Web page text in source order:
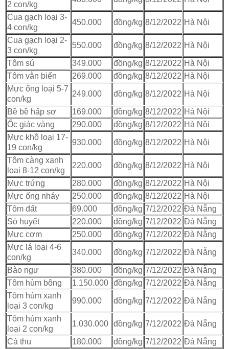
2 con/kg
Cua gạch loại 3-
4 con/kg
450.000 đồng/kg 8/12/2022 Hà Nội
Cua gạch loại 2-
3 con/kg
550.000 đồng/kg 8/12/2022 Hà Nội
Tôm sú 349.000 đồng/kg 8/12/2022 Hà Nội
Tôm vằn biển
269.000 đồng/kg 8/12/2022 Hà Nội
Mực ống loại 5-7
con/kg
249.000 đồng/kg 8/12/2022 Hà Nội
Bề bề hấp sơ 169.000 đồng/kg 8/12/2022 Hà Nội
Ốc giác vàng
290.000 đồng/kg 8/12/2022 Hà Nội
Mực khô loại 17-
19 con/kg
930.000 đồng/kg 8/12/2022 Hà Nội
Tôm càng xanh
loại 8-12 con/kg
220.000 đồng/kg 8/12/2022 Hà Nội
Mực trứng 280.000 đồng/kg 8/12/2022 Hà Nội
Mực ống nháy
250.000 đồng/kg 8/12/2022 Hà Nội
Tôm đất
69.000 đồng/kg 7/12/2022 Đà Nẵng
Sò huyết
220.000 đồng/kg 7/12/2022 Đà Nẵng
Mực cơm
250.000 đồng/kg 7/12/2022 Đà Nẵng
Mực lá loại 4-6
con/kg
340.000 đồng/kg 7/12/2022 Đà Nẵng
Bào ngư 380.000 đồng/kg 7/12/2022 Đà Nẵng
Tôm hùm bông
1.150.000 đồng/kg 7/12/2022 Đà Nẵng
Tôm hùm xanh
loại 3 con/kg
990.000 đồng/kg 7/12/2022 Đà Nẵng
Tôm hùm xanh
loại 2 con/kg
1.030.000 đồng/kg 7/12/2022 Đà Nẵng
Cá thu 180.000 đồng/kg 7/12/2022 Đà Nẵng